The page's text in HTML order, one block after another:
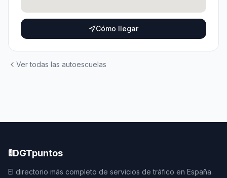
Cómo llegar
Ver todas las autoescuelas
🚦DGTpuntos
El directorio más completo de servicios de tráfico en España.